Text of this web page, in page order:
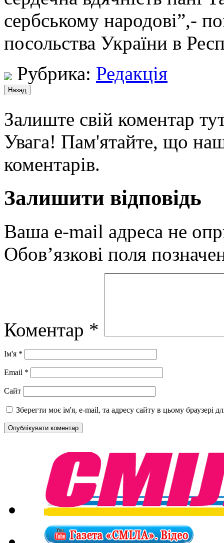
сербському народові”,-
посольства України в
Рубрика: Редакція
Залиште свій коментар
Увага! Пам'ятайте, що
коментарів.
Залишити відповідь
Ваша e-mail адреса не
Обов’язкові поля
Коментар *
Ім'я *
Email *
Сайт
Зберегти моє ім'я, e-mail, та адресу сайту в цьому браузері